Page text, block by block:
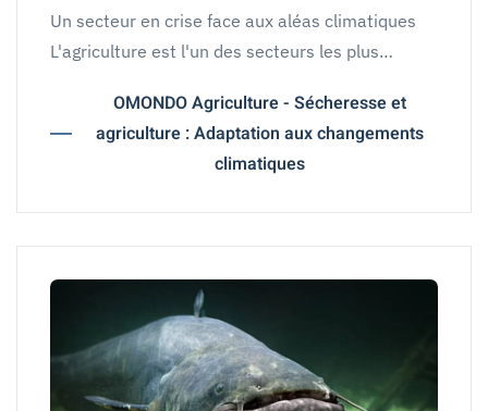
Un secteur en crise face aux aléas climatiques
L'agriculture est l'un des secteurs les plus…
OMONDO Agriculture - Sécheresse et
agriculture : Adaptation aux changements
climatiques